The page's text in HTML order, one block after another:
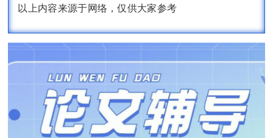
以上内容来源于网络，仅供大家参考